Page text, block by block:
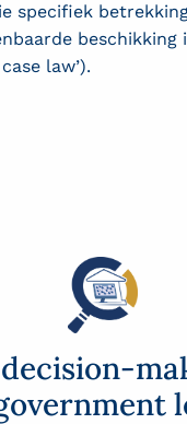
specifiek
de beschikking
case law’).